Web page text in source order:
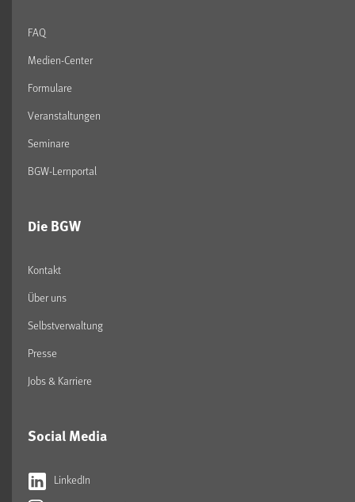
FAQ
Medien-Center
Formulare
Veranstaltungen
Seminare
BGW-Lernportal
Die BGW
Kontakt
Über uns
Selbstverwaltung
Presse
Jobs & Karriere
Social Media
LinkedIn